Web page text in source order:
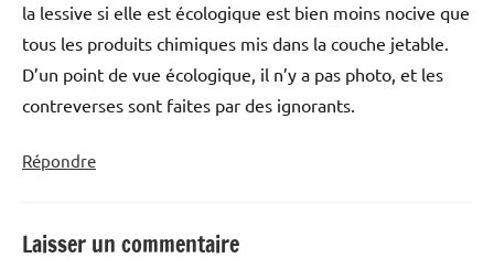
la lessive si elle est écologique est bien moins nocive que
tous les produits chimiques mis dans la couche jetable.
D’un point de vue écologique, il n’y a pas photo, et les
contreverses sont faites par des ignorants.
Répondre
Laisser un commentaire